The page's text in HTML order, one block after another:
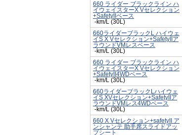
660 ライダー ブラックライン ハ
イウェイスターX Vセレクション
+SafetyIIベース
-km/L (30L)
660ライダーブラックL ハイウェ
イS X Vセレクション+SafetyIIア
ラウンドVMレスベース
-km/L (30L)
660 ライダー ブラックライン ハ
イウェイスターX Vセレクション
+SafetyII4WDベース
-km/L (30L)
660ライダーブラックLハイウェ
イS XVセレクション+SafetyIIア
ラウンドVMレス4WDベース
-km/L (30L)
660 X Vセレクション+safetyII ア
ンシャンテ 助手席スライドアッ
プシート